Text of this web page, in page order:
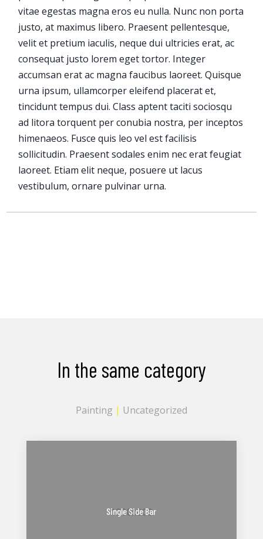
vitae egestas magna eros eu nulla. Nunc non porta
justo, at maximus libero. Praesent pellentesque,
velit et pretium iaculis, neque dui ultricies erat, ac
consequat justo lorem eget tortor. Integer
accumsan erat ac magna faucibus laoreet. Quisque
urna ipsum, ullamcorper eleifend placerat et,
tincidunt tempus dui. Class aptent taciti sociosqu
ad litora torquent per conubia nostra, per inceptos
himenaeos. Fusce quis leo vel est facilisis
sollicitudin. Praesent sodales enim nec erat feugiat
laoreet. Etiam elit neque, posuere ut lacus
vestibulum, ornare pulvinar urna.
In the same category
Painting | Uncategorized
Single Side Bar